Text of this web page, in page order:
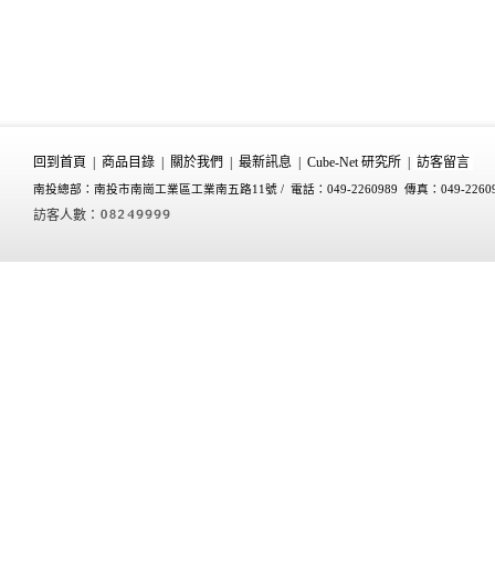
回到首頁 商品目錄 關於我們 最新訊息 Cube-Net 研究所 訪客留言
南投總部：南投市南崗工業區工業南五路11號 / 電話：049-2260989 傳真：049-
訪客人數：